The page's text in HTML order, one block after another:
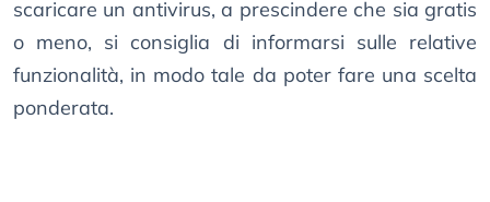
scaricare un antivirus, a prescindere che sia gratis
o meno, si consiglia di informarsi sulle relative
funzionalità, in modo tale da poter fare una scelta
ponderata.